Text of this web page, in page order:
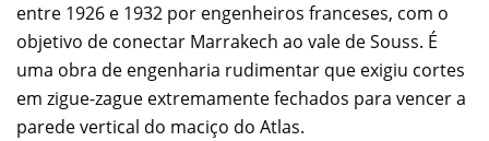
entre 1926 e 1932 por engenheiros franceses, com o
objetivo de conectar Marrakech ao vale de Souss. É
uma obra de engenharia rudimentar que exigiu cortes
em zigue-zague extremamente fechados para vencer a
parede vertical do maciço do Atlas.